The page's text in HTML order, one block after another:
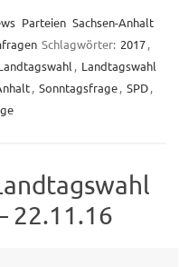
Parteien Sachsen-Anhalt
Schlagwörter: 2017,
, Landtagswahl
, Sonntagsfrage, SPD,
22.11.16